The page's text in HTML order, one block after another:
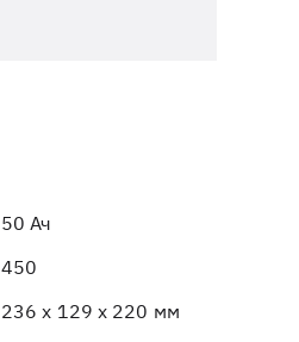
50 Ач
450
236 x 129 x 220 мм